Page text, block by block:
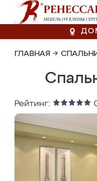
ГЛАВНАЯ →
Рейтинг: